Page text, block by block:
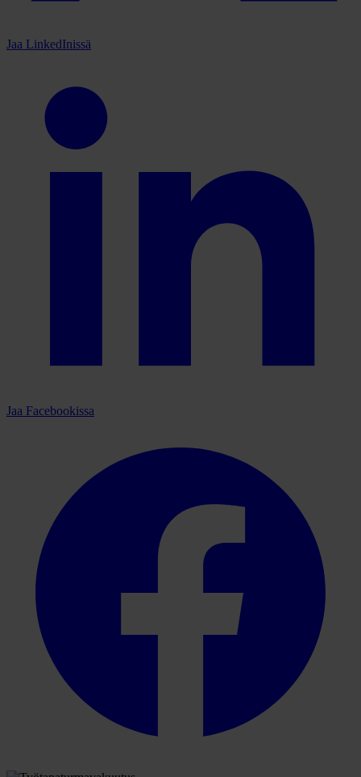
Jaa LinkedInissä
Jaa Facebookissa